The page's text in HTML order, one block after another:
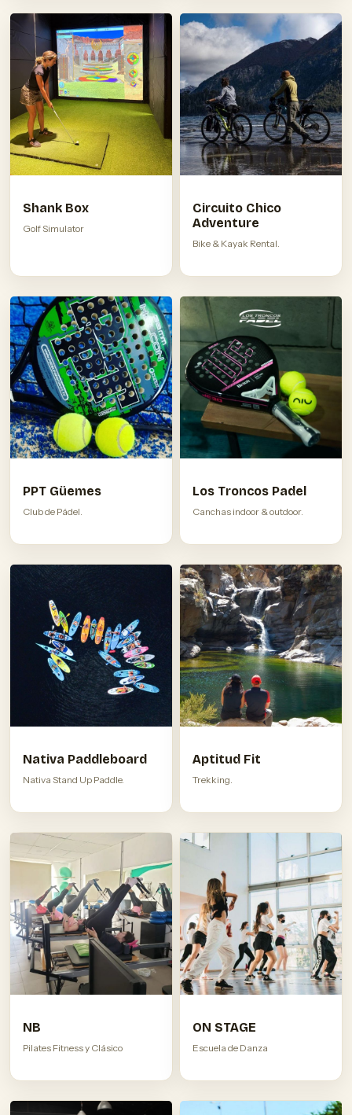
Shank Box
Golf Simulator
Circuito Chico
Adventure
Bike & Kayak Rental.
PPT Güemes
Club de Pádel.
Los Troncos Padel
Canchas indoor & outdoor.
Nativa Paddleboard
Nativa Stand Up Paddle.
Aptitud Fit
Trekking.
NB
Pilates Fitness y Clásico
ON STAGE
Escuela de Danza